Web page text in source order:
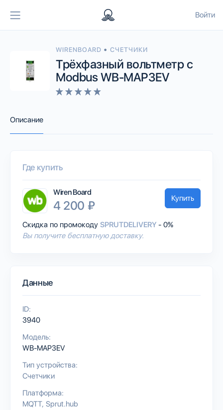
Войти
WIRENBOARD • СЧЕТЧИКИ
Трёхфазный вольтметр с
Modbus WB-MAP3EV
Описание
Где купить
Wiren Board
4 200 ₽ Купить
Скидка по промокоду SPRUTDELIVERY - 0%
Вы получите бесплатную доставку.
Данные
ID:
3940
Модель:
WB-MAP3EV
Тип устройства:
Счетчики
Платформа:
MQTT Sprut.hub